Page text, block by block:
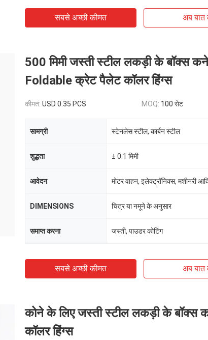
सबसे अच्छी कीमत अब बात
500 मिमी जस्ती स्टील लकड़ी के बॉक्स
Foldable क्रेट पैलेट कॉलर हिंग्स
कीमत: USD 0.35 PCS MOQ: 100 सेट
सामग्री स्टेनलेस स्टील, कार्बन स्टील
शुद्धता ± 0.1 मिमी
आवेदन मोटर वाहन, इलेक्ट्रॉनिक्स, मशीनरी
DIMENSIONS चित्र या नमूने के अनुसार
समाप्त करना जस्ती, पाउडर कोटिंग
सबसे अच्छी कीमत अब बात
कोने के लिए जस्ती स्टील लकड़ी के बॉक्स
कॉलर हिंग्स